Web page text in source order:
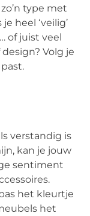
type met
heel ‘veilig’
of juist veel
Volg je
verstandig is
kan je jouw
sentiment
het kleurtje
het